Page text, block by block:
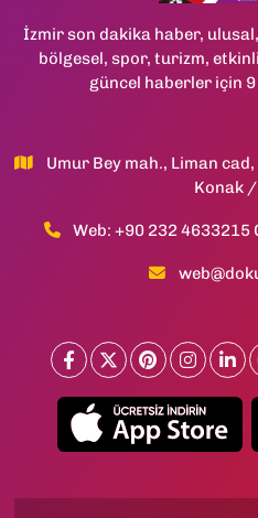
İzmir son dakika haber,
bölgesel, spor, turizm,
güncel haberler için
Umur Bey mah., Liman
Konak
Web: +90 232 4633215